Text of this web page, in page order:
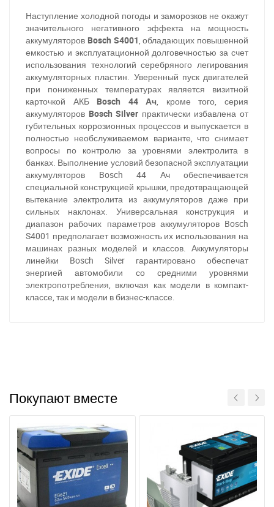
Наступление холодной погоды и заморозков не окажут
значительного негативного эффекта на мощность
аккумуляторов Bosch S4001, обладающих повышенной
емкостью и эксплуатационной долговечностью за счет
использования технологий серебряного легирования
аккумуляторных пластин. Уверенный пуск двигателей
при пониженных температурах является визитной
карточкой АКБ Bosch 44 Ач, кроме того, серия
аккумуляторов Bosch Silver практически избавлена от
губительных коррозионных процессов и выпускается в
полностью необслуживаемом варианте, что снимает
вопросы по контролю за уровнями электролита в
банках. Выполнение условий безопасной эксплуатации
аккумуляторов Bosch 44 Ач обеспечивается
специальной конструкцией крышки, предотвращающей
вытекание электролита из аккумуляторов даже при
сильных наклонах. Универсальная конструкция и
диапазон рабочих параметров аккумуляторов Bosch
S4001 предполагает возможность их использования на
машинах разных моделей и классов. Аккумуляторы
линейки Bosch Silver гарантировано обеспечат
энергией автомобили со средними уровнями
электропотребления, включая как модели в компакт-
классе, так и модели в бизнес-классе.
Покупают вместе
Написать в Viber